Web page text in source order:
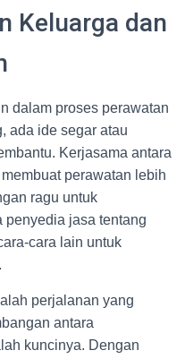
Keluarga dan
dalam proses perawatan
ada ide segar atau
Kerjasama antara
perawatan lebih
ragu untuk
penyedia jasa tentang
cara lain untuk
perjalanan yang
antara
kuncinya. Dengan